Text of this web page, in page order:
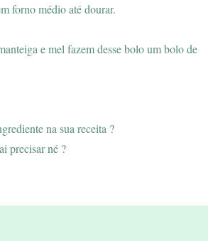
forno médio até dourar.
e mel fazem desse bolo um bolo de
na sua receita ?
precisar né ?